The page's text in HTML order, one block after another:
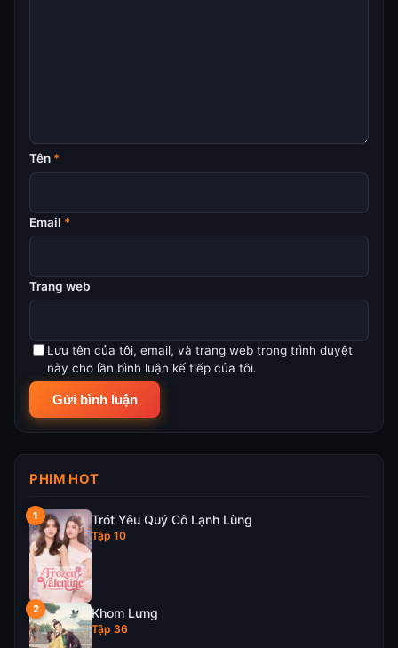
Tên *
Email *
Trang web
Lưu tên của tôi, email, và trang web trong trình duyệt
này cho lần bình luận kế tiếp của tôi.
PHIM HOT
Trót Yêu Quý Cô Lạnh Lùng
Tập 10
Khom Lưng
Tập 36